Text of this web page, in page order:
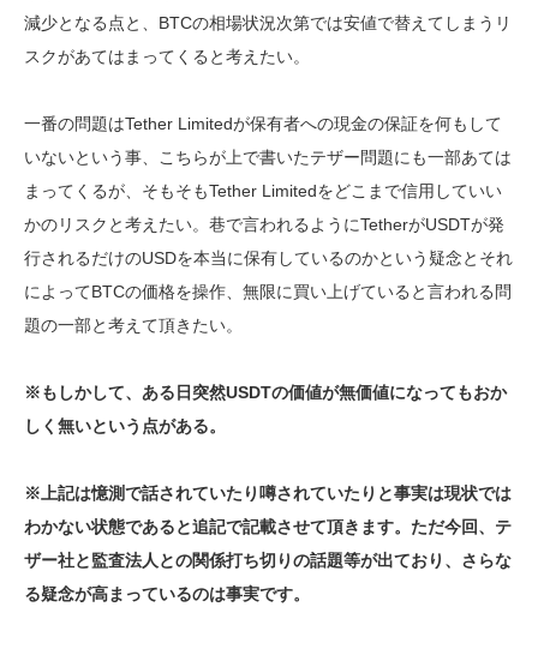
減少となる点と、BTCの相場状況次第では安値で替えてしまうリ
スクがあてはまってくると考えたい。
一番の問題はTether Limitedが保有者への現金の保証を何もして
いないという事、こちらが上で書いたテザー問題にも一部あては
まってくるが、そもそもTether Limitedをどこまで信用していい
かのリスクと考えたい。巷で言われるようにTetherがUSDTが発
行されるだけのUSDを本当に保有しているのかという疑念とそれ
によってBTCの価格を操作、無限に買い上げていると言われる問
題の一部と考えて頂きたい。
※もしかして、ある日突然USDTの価値が無価値になってもおか
しく無いという点がある。
※上記は憶測で話されていたり噂されていたりと事実は現状では
わかない状態であると追記で記載させて頂きます。ただ今回、テ
ザー社と監査法人との関係打ち切りの話題等が出ており、さらな
る疑念が高まっているのは事実です。